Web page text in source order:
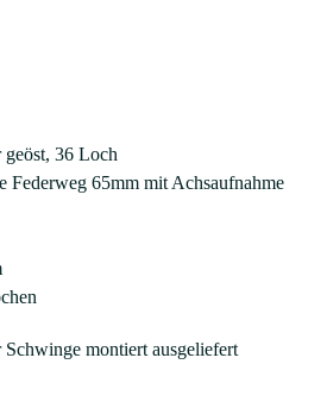
36 Loch
Federweg 65mm mit Achsaufnahme
montiert ausgeliefert